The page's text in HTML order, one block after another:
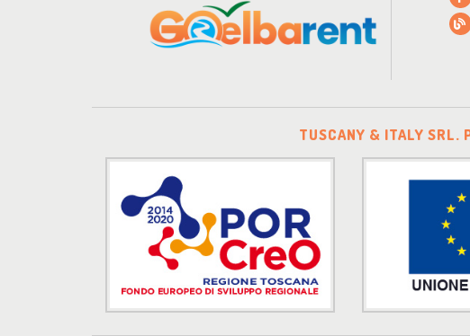
TUSCANY & ITALY SRL.